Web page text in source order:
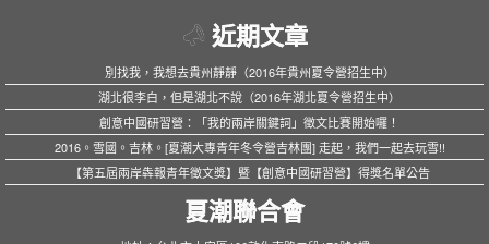
近期文章
別找我，我想去貴州靜靜（2016年貴州夏令營招生中）
湖北很李白，但是湖北不說（2016年湖北夏令營招生中）
創意中國研習營：「我的兩岸關鍵詞」徵文比賽開始囉！
2016。雪國。吉林。[夏潮大專青年冬令營吉林團] 走起，我們一起去玩雪!!
【第五屆兩岸犇報青年徵文獎】暨【創意中國研習營】得獎名單公告
夏潮聯合會